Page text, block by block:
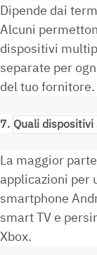
Dipende dai
Alcuni
dispositivi
separate per
del tuo fornitore.
7. Quali
La maggior
applicazioni per
smartphone
smart TV e
Xbox.